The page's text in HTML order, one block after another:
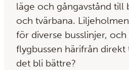
läge och gångavstånd till
och tvärbana.
för diverse busslinjer,
flygbussen härifrån direkt
det bli bättre?